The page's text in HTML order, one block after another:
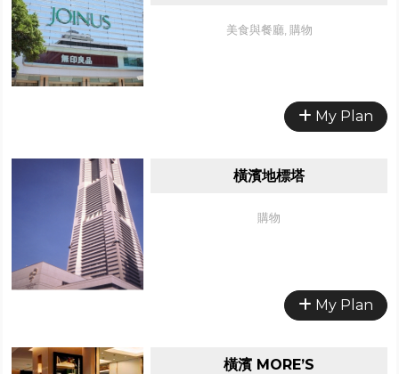
美食與餐廳, 購物
My Plan
橫濱地標塔
購物
My Plan
橫濱 MORE’S